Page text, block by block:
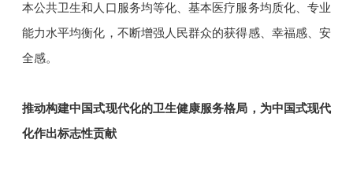
本公共卫生和人口服务均等化、基本医疗服务均质化、专业
能力水平均衡化，不断增强人民群众的获得感、幸福感、安
全感。
推动构建中国式现代化的卫生健康服务格局，为中国式现代
化作出标志性贡献